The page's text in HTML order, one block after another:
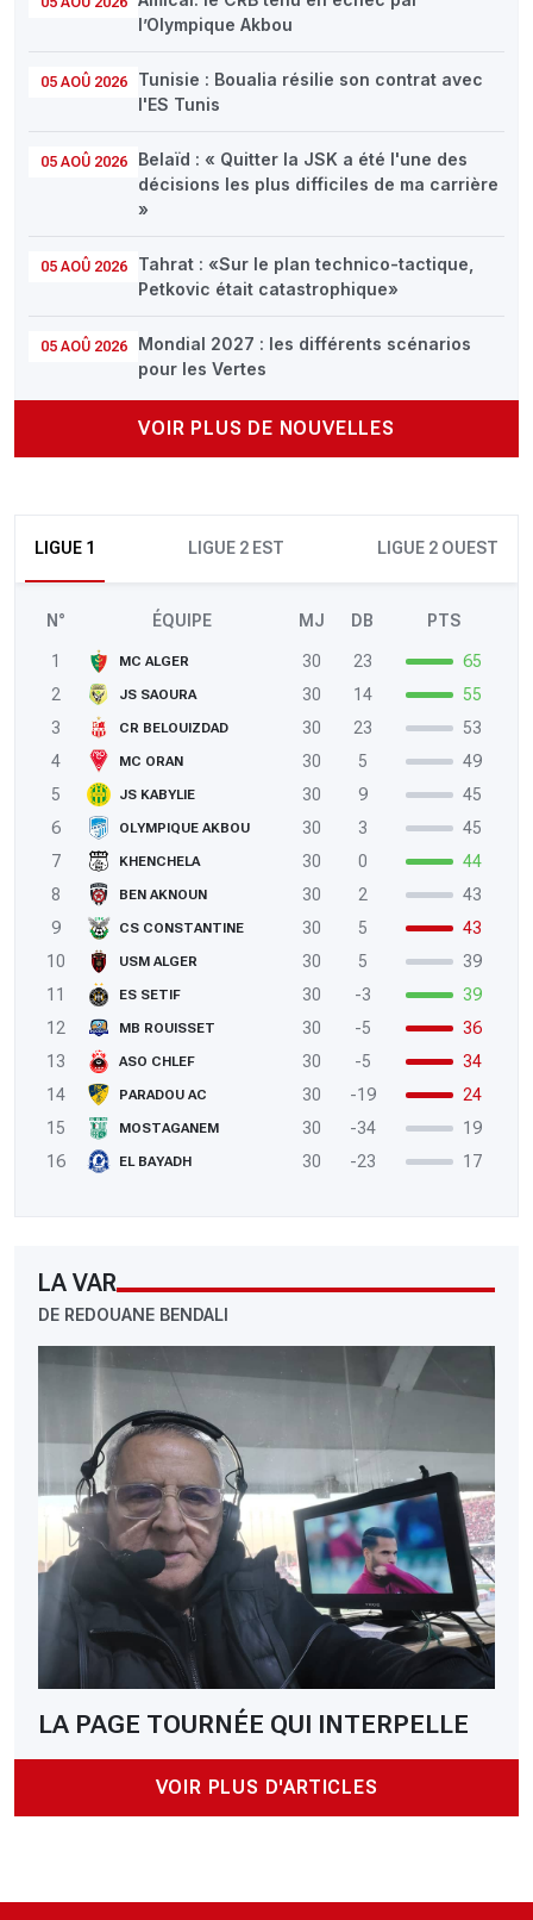
l’Olympique Akbou
05 AOÛ 2026
Tunisie : Boualia résilie son contrat avec
l'ES Tunis
05 AOÛ 2026
Belaïd : « Quitter la JSK a été l'une des
décisions les plus difficiles de ma carrière
»
05 AOÛ 2026
Tahrat : «Sur le plan technico-tactique,
Petkovic était catastrophique»
05 AOÛ 2026
Mondial 2027 : les différents scénarios
pour les Vertes
VOIR PLUS DE NOUVELLES
LIGUE 1 LIGUE 2 EST LIGUE 2 OUEST
N° ÉQUIPE MJ DB PTS
1 MC ALGER 30 23
65
2
JS SAOURA 30 14
55
3
CR BELOUIZDAD 30 23
53
4
MC ORAN 30 5
49
5
JS KABYLIE 30 9
45
6
OLYMPIQUE AKBOU 30 3
45
7
KHENCHELA 30 0
44
8
BEN AKNOUN 30 2
43
9
CS CONSTANTINE 30 5
43
10
USM ALGER 30 5
39
11
ES SETIF 30 -3
39
12
MB ROUISSET 30 -5
36
13
ASO CHLEF 30 -5
34
14
PARADOU AC 30 -19
24
15
MOSTAGANEM 30 -34
19
16
EL BAYADH 30 -23 17
LA VAR
DE REDOUANE BENDALI
LA PAGE TOURNÉE QUI INTERPELLE
VOIR PLUS D'ARTICLES